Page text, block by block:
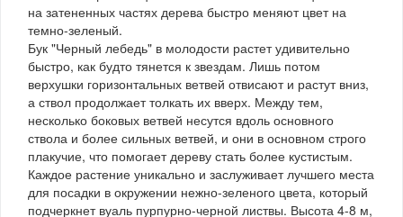
на затененных частях дерева быстро меняют цвет на
темно-зеленый.
Бук "Черный лебедь" в молодости растет удивительно
быстро, как будто тянется к звездам. Лишь потом
верхушки горизонтальных ветвей отвисают и растут вниз,
а ствол продолжает толкать их вверх. Между тем,
несколько боковых ветвей несутся вдоль основного
ствола и более сильных ветвей, и они в основном строго
плакучие, что помогает дереву стать более кустистым.
Каждое растение уникально и заслуживает лучшего места
для посадки в окружении нежно-зеленого цвета, который
подчеркнет вуаль пурпурно-черной листвы. Высота 4-8 м,